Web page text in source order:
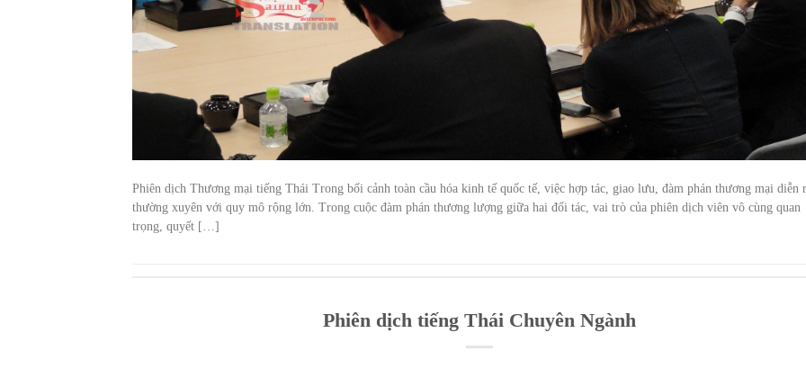
Phiên dịch Thương mại tiếng Thái Trong bối cảnh toàn cầu hóa kinh tế quốc tế, việc hợp tác, giao lưu, đàm phán thương mại diễn
thường xuyên với quy mô rộng lớn. Trong cuộc đàm phán thương lượng giữa hai đối tác, vai trò của phiên dịch viên vô cùng quan
trọng, quyết […]
Phiên dịch tiếng Thái Chuyên Ngành